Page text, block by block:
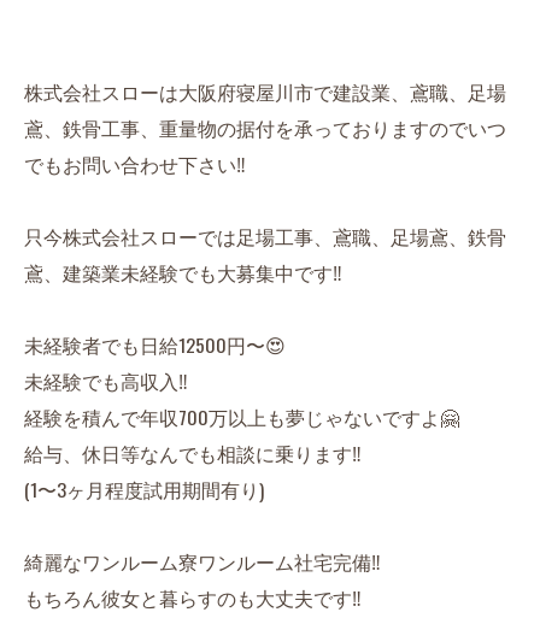
株式会社スローは大阪府寝屋川市で建設業、鳶職、足場
鳶、鉄骨工事、重量物の据付を承っておりますのでいつ
でもお問い合わせ下さい‼️
只今株式会社スローでは足場工事、鳶職、足場鳶、鉄骨
鳶、建築業未経験でも大募集中です‼️
未経験者でも日給12500円〜😍
未経験でも高収入‼️
経験を積んで年収700万以上も夢じゃないですよ🤗
給与、休日等なんでも相談に乗ります‼️
(1〜3ヶ月程度試用期間有り)
綺麗なワンルーム寮ワンルーム社宅完備‼️
もちろん彼女と暮らすのも大丈夫です‼️